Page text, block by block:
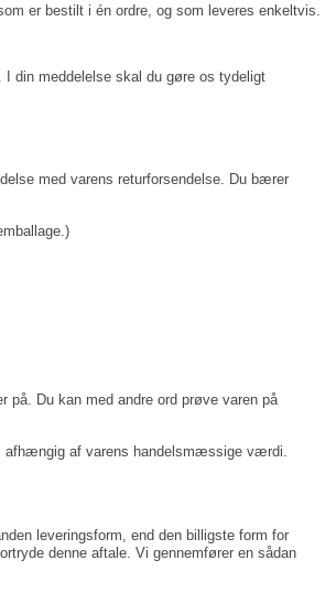
er bestilt i én ordre, og som leveres enkeltvis.
din meddelelse skal du gøre os tydeligt
med varens returforsendelse. Du bærer
på. Du kan med andre ord prøve varen på
afhængig af varens handelsmæssige værdi.
leveringsform, end den billigste form for
denne aftale. Vi gennemfører en sådan